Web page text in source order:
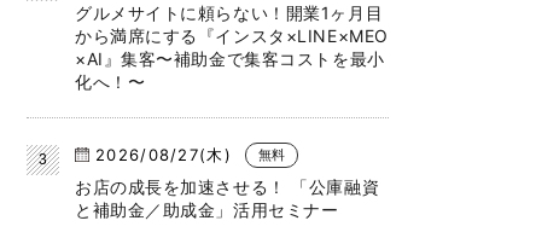
グルメサイトに頼らない！開業1ヶ月目
から満席にする『インスタ×LINE×MEO
×AI』集客〜補助金で集客コストを最小
化へ！〜
2026/08/27(木) 無料
お店の成長を加速させる！ 「公庫融資
と補助金／助成金」活用セミナー